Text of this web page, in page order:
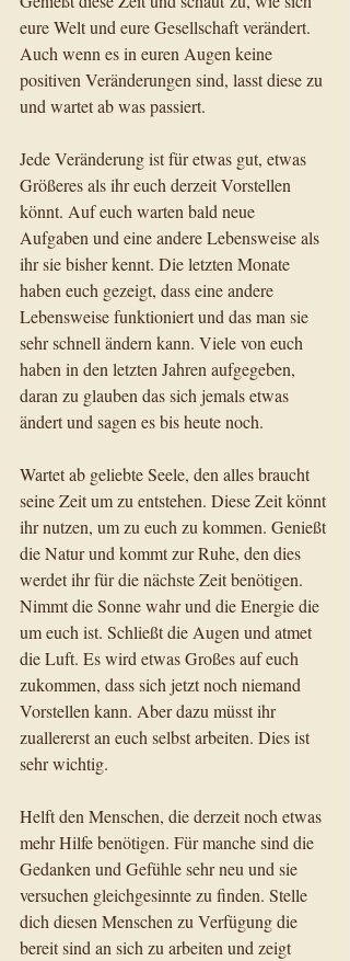
eure Welt und eure Gesellschaft verändert.
Auch wenn es in euren Augen keine
positiven Veränderungen sind, lasst diese zu
und wartet ab was passiert.
Jede Veränderung ist für etwas gut, etwas
Größeres als ihr euch derzeit Vorstellen
könnt. Auf euch warten bald neue
Aufgaben und eine andere Lebensweise als
ihr sie bisher kennt. Die letzten Monate
haben euch gezeigt, dass eine andere
Lebensweise funktioniert und das man sie
sehr schnell ändern kann. Viele von euch
haben in den letzten Jahren aufgegeben,
daran zu glauben das sich jemals etwas
ändert und sagen es bis heute noch.
Wartet ab geliebte Seele, den alles braucht
seine Zeit um zu entstehen. Diese Zeit könnt
ihr nutzen, um zu euch zu kommen. Genießt
die Natur und kommt zur Ruhe, den dies
werdet ihr für die nächste Zeit benötigen.
Nimmt die Sonne wahr und die Energie die
um euch ist. Schließt die Augen und atmet
die Luft. Es wird etwas Großes auf euch
zukommen, dass sich jetzt noch niemand
Vorstellen kann. Aber dazu müsst ihr
zuallererst an euch selbst arbeiten. Dies ist
sehr wichtig.
Helft den Menschen, die derzeit noch etwas
mehr Hilfe benötigen. Für manche sind die
Gedanken und Gefühle sehr neu und sie
versuchen gleichgesinnte zu finden. Stelle
dich diesen Menschen zu Verfügung die
bereit sind an sich zu arbeiten und zeigt